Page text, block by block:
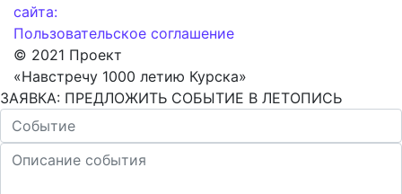
сайта:
Пользовательское соглашение
© 2021 Проект
«Навстречу 1000 летию Курска»
ЗАЯВКА: ПРЕДЛОЖИТЬ СОБЫТИЕ В ЛЕТОПИСЬ